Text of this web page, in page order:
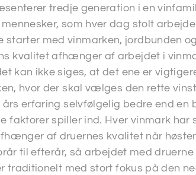
tredje generation i en
som hver dag stolt
starter med vinmarken, jordbunden
kvalitet afhænger af arbejdet i
kan ikke siges, at det ene er
hvor der skal vælges den rette
erfaring selvfølgelig bedre end en
faktorer spiller ind. Hver vinmark har
af druernes kvalitet når
til efterår, så arbejdet med druerne
traditionelt med stort fokus på den